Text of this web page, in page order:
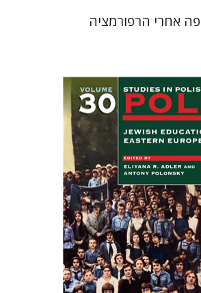
אחרי הרפורמציה
Antony Polonsky
Eliyana R.